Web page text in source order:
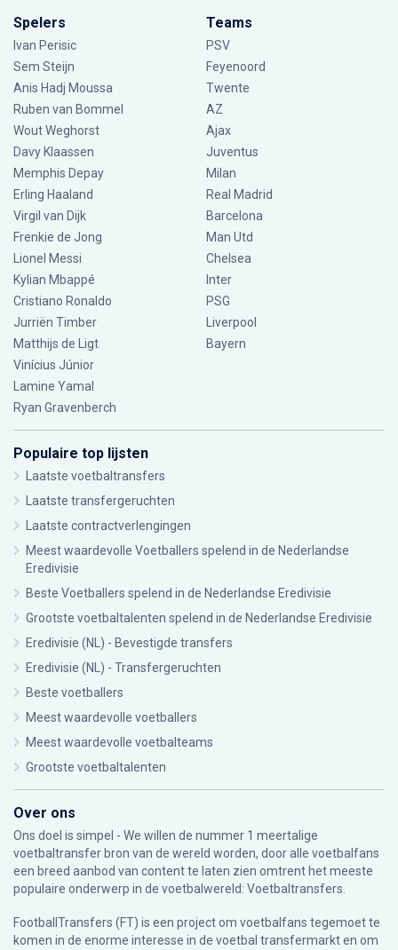
Spelers
Ivan Perisic
Sem Steijn
Anis Hadj Moussa
Ruben van Bommel
Wout Weghorst
Davy Klaassen
Memphis Depay
Erling Haaland
Virgil van Dijk
Frenkie de Jong
Lionel Messi
Kylian Mbappé
Cristiano Ronaldo
Jurriën Timber
Matthijs de Ligt
Vinícius Júnior
Lamine Yamal
Ryan Gravenberch
Teams
PSV
Feyenoord
Twente
AZ
Ajax
Juventus
Milan
Real Madrid
Barcelona
Man Utd
Chelsea
Inter
PSG
Liverpool
Bayern
Populaire top lijsten
Laatste voetbaltransfers
Laatste transfergeruchten
Laatste contractverlengingen
Meest waardevolle Voetballers spelend in de Nederlandse
Eredivisie
Beste Voetballers spelend in de Nederlandse Eredivisie
Grootste voetbaltalenten spelend in de Nederlandse Eredivisie
Eredivisie (NL) - Bevestigde transfers
Eredivisie (NL) - Transfergeruchten
Beste voetballers
Meest waardevolle voetballers
Meest waardevolle voetbalteams
Grootste voetbaltalenten
Over ons
Ons doel is simpel - We willen de nummer 1 meertalige
voetbaltransfer bron van de wereld worden, door alle voetbalfans
een breed aanbod van content te laten zien omtrent het meeste
populaire onderwerp in de voetbalwereld: Voetbaltransfers.
FootballTransfers (FT) is een project om voetbalfans tegemoet te
komen in de enorme interesse in de voetbal transfermarkt en om